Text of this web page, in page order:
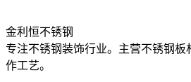
金利恒不锈钢
专注不锈钢装饰行业。主营不锈钢板
作工艺。